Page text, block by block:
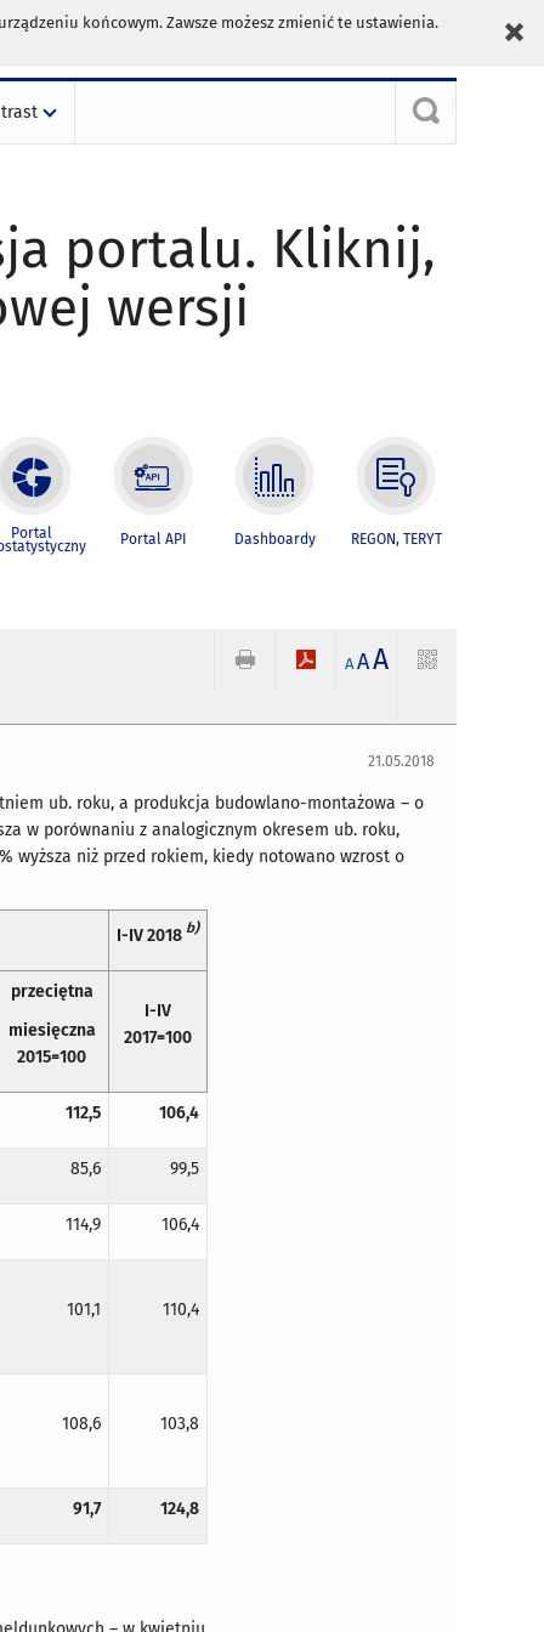
końcowym. Zawsze możesz zmienić te ustawienia.
portalu. Kliknij,
wersji
Portal Portal API Dashboardy REGON, TERYT
A AA
21.05.2018
ub. roku, a produkcja budowlano-montażowa – o
w porównaniu z analogicznym okresem ub. roku,
wyższa niż przed rokiem, kiedy notowano wzrost o
I-IV 2018b)
przeciętna
miesięczna
2015=100
I-IV
2017=100
112,5 106,4
85,6 99,5
114,9 106,4
101,1 110,4
108,6 103,8
91,7 124,8